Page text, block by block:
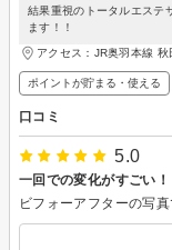
結果重視のトータルエステ
ます！！
アクセス：JR奥羽本線
ポイントが貯まる・使える
口コミ
5.0
一回での変化がすごい！